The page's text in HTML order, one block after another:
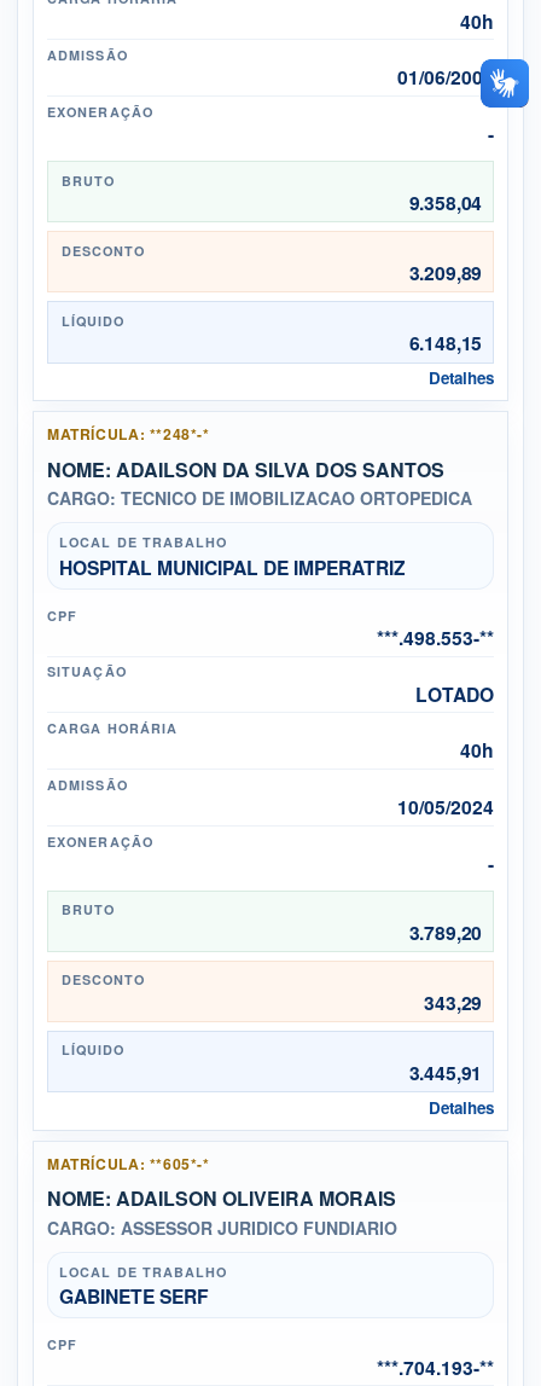
40h
ADMISSÃO
01/06/2000
EXONERAÇÃO
-
BRUTO
9.358,04
DESCONTO
3.209,89
LÍQUIDO
6.148,15
Detalhes
MATRÍCULA: **248*-*
NOME: ADAILSON DA SILVA DOS SANTOS
CARGO: TECNICO DE IMOBILIZACAO ORTOPEDICA
LOCAL DE TRABALHO
HOSPITAL MUNICIPAL DE IMPERATRIZ
CPF
***.498.553-**
SITUAÇÃO
LOTADO
CARGA HORÁRIA
40h
ADMISSÃO
10/05/2024
EXONERAÇÃO
-
BRUTO
3.789,20
DESCONTO
343,29
LÍQUIDO
3.445,91
Detalhes
MATRÍCULA: **605*-*
NOME: ADAILSON OLIVEIRA MORAIS
CARGO: ASSESSOR JURIDICO FUNDIARIO
LOCAL DE TRABALHO
GABINETE SERF
CPF
***.704.193-**